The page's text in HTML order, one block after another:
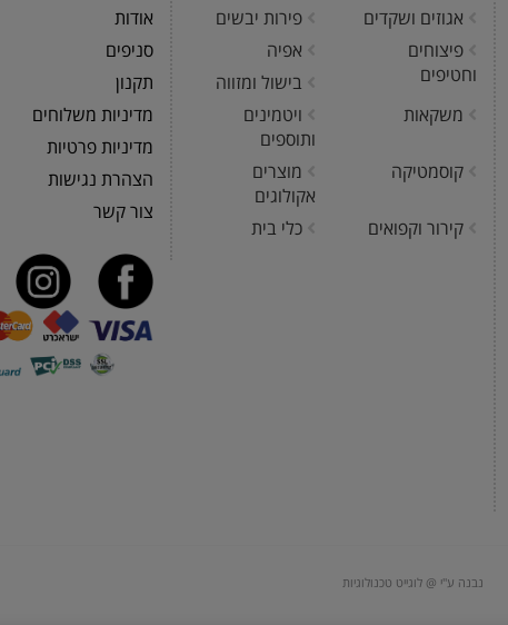
אגוזים ושקדים
פירות יבשים
פיצוחים
וחטיפים
אפיה
בישול ומזווה
משקאות
ויטמינים
ותוספים
קוסמטיקה
מוצרים
אקולוגים
קירור וקפואים
כלי בית
אודות
סניפים
תקנון
מדיניות משלוחים
מדיניות פרטיות
הצהרת נגישות
צור קשר
נבנה ע"י @ לוגייט טכנולוגיות